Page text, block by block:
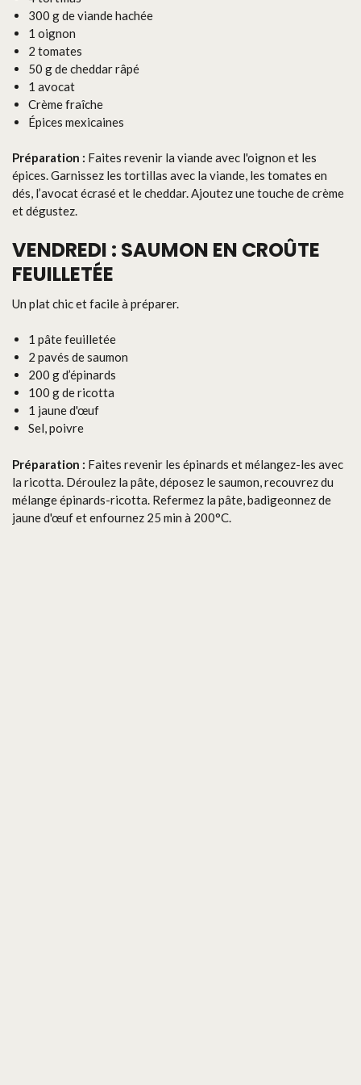
300 g de viande hachée
1 oignon
2 tomates
50 g de cheddar râpé
1 avocat
Crème fraîche
Épices mexicaines
Préparation : Faites revenir la viande avec l'oignon et les
épices. Garnissez les tortillas avec la viande, les tomates en
dés, l’avocat écrasé et le cheddar. Ajoutez une touche de crème
et dégustez.
VENDREDI : SAUMON EN CROÛTE
FEUILLETÉE
Un plat chic et facile à préparer.
1 pâte feuilletée
2 pavés de saumon
200 g d’épinards
100 g de ricotta
1 jaune d'œuf
Sel, poivre
Préparation : Faites revenir les épinards et mélangez-les avec
la ricotta. Déroulez la pâte, déposez le saumon, recouvrez du
mélange épinards-ricotta. Refermez la pâte, badigeonnez de
jaune d'œuf et enfournez 25 min à 200°C.